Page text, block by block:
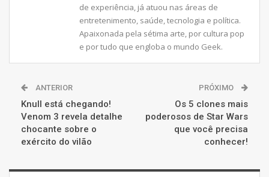
de experiência, já atuou nas áreas de
entretenimento, saúde, tecnologia e política.
Apaixonada pela sétima arte, por cultura pop
e por tudo que engloba o mundo Geek.
ANTERIOR
Knull está chegando!
Venom 3 revela detalhe
chocante sobre o
exército do vilão
PRÓXIMO
Os 5 clones mais
poderosos de Star Wars
que você precisa
conhecer!